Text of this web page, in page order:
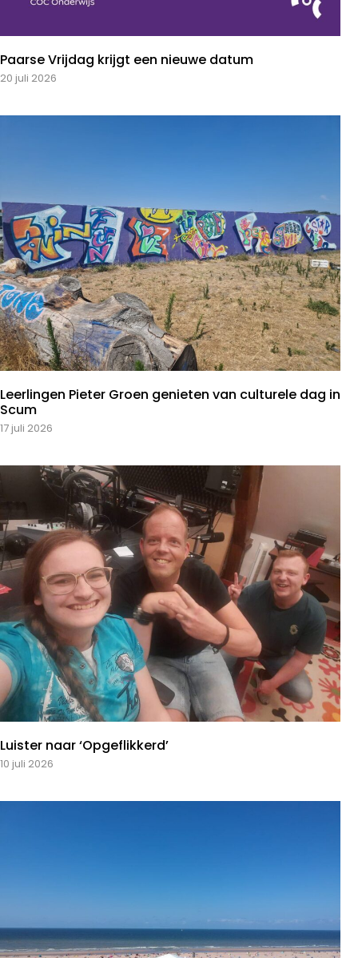
Paarse Vrijdag krijgt een nieuwe datum
20 juli 2026
Leerlingen Pieter Groen genieten van culturele dag in
Scum
17 juli 2026
Luister naar ‘Opgeflikkerd’
10 juli 2026